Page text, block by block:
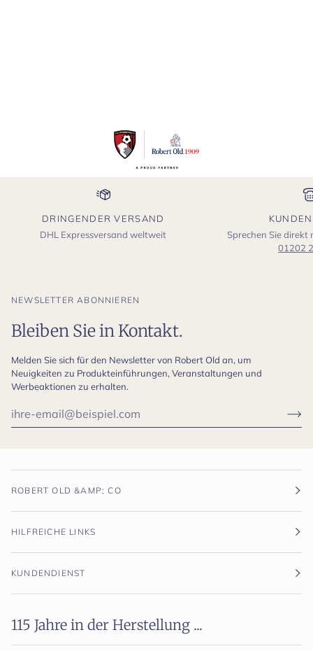
DRINGENDER VERSAND
DHL Expressversand weltweit
Sprechen Sie direkt
01202
NEWSLETTER ABONNIEREN
Bleiben Sie in Kontakt.
Melden Sie sich für den Newsletter von Robert Old an, um
Neuigkeiten zu Produkteinführungen, Veranstaltungen und
Werbeaktionen zu erhalten.
ROBERT OLD &AMP; CO
HILFREICHE LINKS
KUNDENDIENST
115 Jahre in der Herstellung ...